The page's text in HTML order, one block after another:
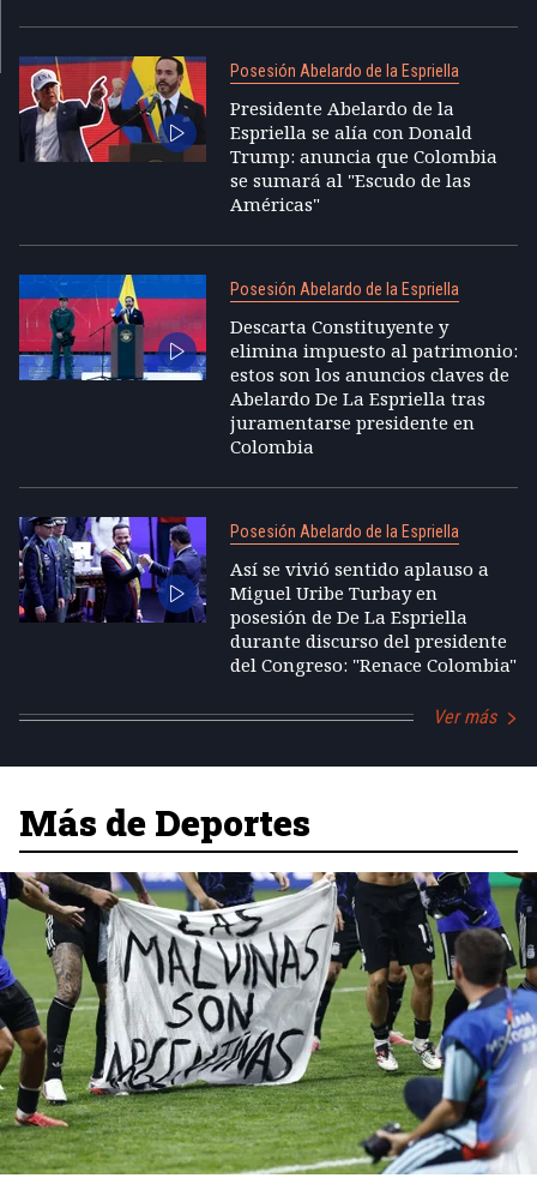
Posesión Abelardo de la Espriella
Presidente Abelardo de la
Espriella se alía con Donald
Trump: anuncia que Colombia
se sumará al "Escudo de las
Américas"
Posesión Abelardo de la Espriella
Descarta Constituyente y
elimina impuesto al patrimonio:
estos son los anuncios claves de
Abelardo De La Espriella tras
juramentarse presidente en
Colombia
Posesión Abelardo de la Espriella
Así se vivió sentido aplauso a
Miguel Uribe Turbay en
posesión de De La Espriella
durante discurso del presidente
del Congreso: "Renace Colombia"
Ver más
Más de Deportes